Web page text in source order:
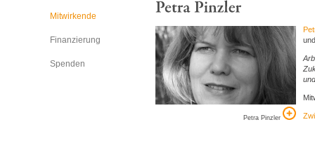
Mitwirkende
Finanzierung
Spenden
Petra Pinzler